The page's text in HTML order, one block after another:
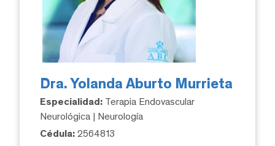
Dra. Yolanda Aburto Murrieta
Especialidad: Terapia Endovascular
Neurológica | Neurología
Cédula: 2564813